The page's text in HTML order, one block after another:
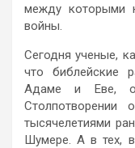
между которыми
войны.
Сегодня ученые,
что библейские
Адаме и Еве,
Столпотворении
тысячелетиями
Шумере. А в тех,